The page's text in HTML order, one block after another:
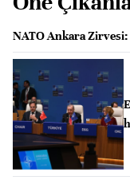
NATO Ankara Zirvesi: